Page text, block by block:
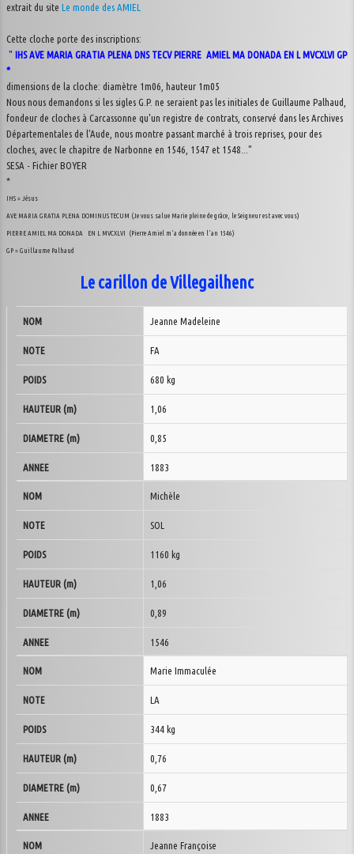
extrait du site Le monde des AMIEL
Cette cloche porte des inscriptions:
" IHS AVE MARIA GRATIA PLENA DNS TECV PIERRE AMIEL MA DONADA EN L MVCXLVI GP
*
dimensions de la cloche: diamètre 1m06, hauteur 1m05
Nous nous demandons si les sigles G.P. ne seraient pas les initiales de Guillaume Palhaud,
fondeur de cloches à Carcassonne qu'un registre de contrats, conservé dans les Archives
Départementales de l'Aude, nous montre passant marché à trois reprises, pour des
cloches, avec le chapitre de Narbonne en 1546, 1547 et 1548..."
SESA - Fichier BOYER
*
IHS = Jésus
AVE MARIA GRATIA PLENA DOMINUS TECUM (Je vous salue Marie pleine de grâce, le Seigneur est avec vous)
PIERRE AMIEL MA DONADA EN L MVCXLVI (Pierre Amiel m'a donnée en l'an 1546)
GP = Guillaume Palhaud
Le carillon de Villegailhenc
NOM
NOTE
POIDS
HAUTEUR (m)
DIAMETRE (m)
ANNEE
Jeanne Madeleine
FA
680 kg
1,06
0,85
1883
Michèle
SOL
1160 kg
1,06
0,89
1546
Marie Immaculée
LA
344 kg
0,76
0,67
1883
Jeanne Françoise